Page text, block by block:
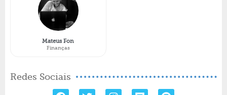
Mateus Fon
Finanças
Redes Sociais